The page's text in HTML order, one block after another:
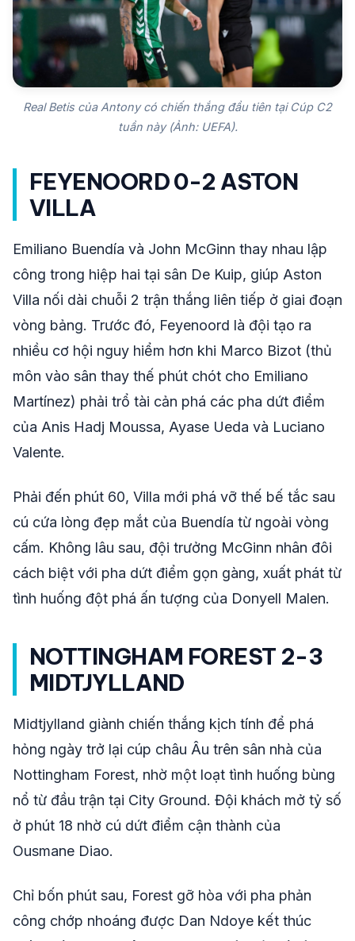
Real Betis của Antony có chiến thắng đầu tiên tại Cúp C2
tuần này (Ảnh: UEFA).
FEYENOORD 0-2 ASTON
VILLA
Emiliano Buendía và John McGinn thay nhau lập
công trong hiệp hai tại sân De Kuip, giúp Aston
Villa nối dài chuỗi 2 trận thắng liên tiếp ở giai đoạn
vòng bảng. Trước đó, Feyenoord là đội tạo ra
nhiều cơ hội nguy hiểm hơn khi Marco Bizot (thủ
môn vào sân thay thế phút chót cho Emiliano
Martínez) phải trổ tài cản phá các pha dứt điểm
của Anis Hadj Moussa, Ayase Ueda và Luciano
Valente.
Phải đến phút 60, Villa mới phá vỡ thế bế tắc sau
cú cứa lòng đẹp mắt của Buendía từ ngoài vòng
cấm. Không lâu sau, đội trưởng McGinn nhân đôi
cách biệt với pha dứt điểm gọn gàng, xuất phát từ
tình huống đột phá ấn tượng của Donyell Malen.
NOTTINGHAM FOREST 2-3
MIDTJYLLAND
Midtjylland giành chiến thắng kịch tính để phá
hỏng ngày trở lại cúp châu Âu trên sân nhà của
Nottingham Forest, nhờ một loạt tình huống bùng
nổ từ đầu trận tại City Ground. Đội khách mở tỷ số
ở phút 18 nhờ cú dứt điểm cận thành của
Ousmane Diao.
Chỉ bốn phút sau, Forest gỡ hòa với pha phản
công chớp nhoáng được Dan Ndoye kết thúc